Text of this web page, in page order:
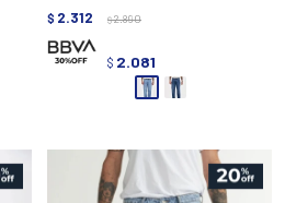
$ 2.312 $ 2.890
$ 2.081